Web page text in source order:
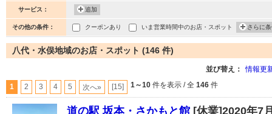
サービス： 追加
その他の条件： クーポンあり いま営業時間中のお店・スポット さらに
八代・水俣地域のお店・スポット (146 件)
並び替え： 情報更
1 2 3 4 5 次へ» [15] 1～10 件を表示 / 全 146 件
道の駅 坂本・さかもと館 [休業]2020年7